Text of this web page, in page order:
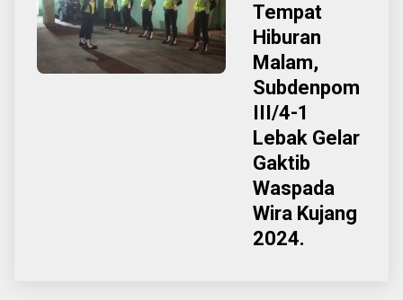
Tempat
Hiburan
Malam,
Subdenpom
III/4-1
Lebak Gelar
Gaktib
Waspada
Wira Kujang
2024.